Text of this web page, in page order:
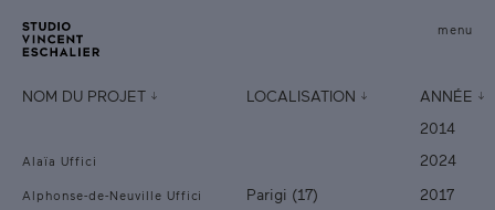
menu
NOM DU PROJET LOCALISATION
ANNÉE
2014
Alaïa Uffici 2024
Alphonse-de-Neuville Uffici Parigi (17) 2017